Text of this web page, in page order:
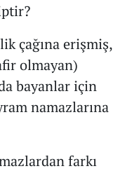
çağına erişmiş,
olmayan)
bayanlar için
namazlarına
farkı